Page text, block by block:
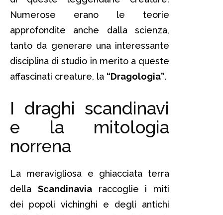
Numerose erano le teorie
approfondite anche dalla scienza,
tanto da generare una interessante
disciplina di studio in merito a queste
affascinati creature, la “Dragologia”.
I draghi scandinavi
e la mitologia
norrena
La meravigliosa e ghiacciata terra
della Scandinaviaraccoglie i miti
dei popoli vichinghi e degli antichi